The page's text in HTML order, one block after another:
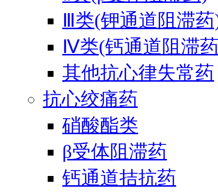
Ⅲ类(钾通道阻滞
Ⅳ类(钙通道阻滞
其他抗心律失常药
抗心绞痛药
硝酸酯类
β受体阻滞药
钙通道拮抗药